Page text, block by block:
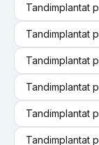
Tandimplantat
Tandimplantat
Tandimplantat
Tandimplantat
Tandimplantat
Tandimplantat